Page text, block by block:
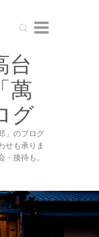
Search
台
萬
グ
」のブログ
せも承りま
接待も。